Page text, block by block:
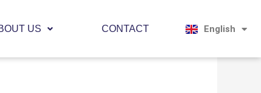
US CONTACT English
Српски